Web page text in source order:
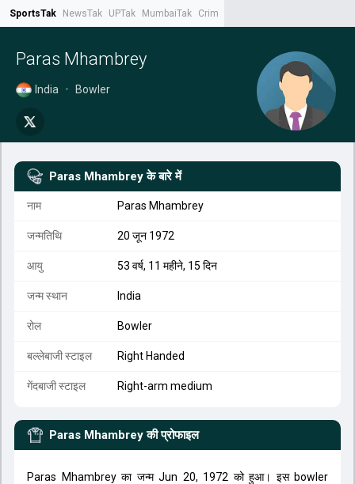
SportsTak NewsTak UPTak MumbaiTak CrimeTak
Paras Mhambrey
India • Bowler
Paras Mhambrey के बारे में
नाम Paras Mhambrey
जन्मतिथि 20 जून 1972
आयु 53 वर्ष, 11 महीने, 15 दिन
जन्म स्थान India
रोल Bowler
बल्लेबाजी स्टाइल Right Handed
गेंदबाजी स्टाइल Right-arm medium
Paras Mhambrey की प्रोफाइल
Paras Mhambrey का जन्म Jun 20, 1972 को हुआ। इस bowler